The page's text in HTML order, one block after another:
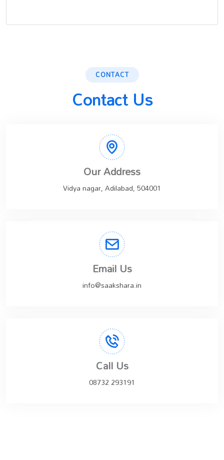
CONTACT
Contact Us
Our Address
Vidya nagar, Adilabad, 504001
Email Us
info@saakshara.in
Call Us
08732 293191